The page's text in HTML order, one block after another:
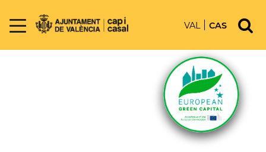
VAL CAS